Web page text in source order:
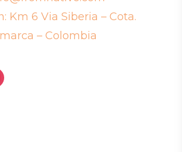
Km 6 Via Siberia – Cota.
– Colombia